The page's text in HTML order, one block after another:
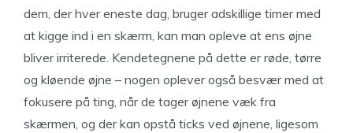
dem, der hver eneste dag, bruger adskillige timer med
at kigge ind i en skærm, kan man opleve at ens øjne
bliver irriterede. Kendetegnene på dette er røde, tørre
og kløende øjne – nogen oplever også besvær med at
fokusere på ting, når de tager øjnene væk fra
skærmen, og der kan opstå ticks ved øjnene, ligesom